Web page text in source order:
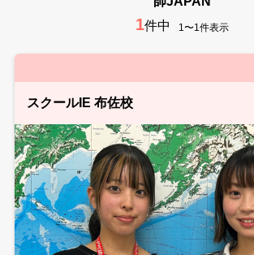
1件中 1〜1件表示
スクールIE 布佐校